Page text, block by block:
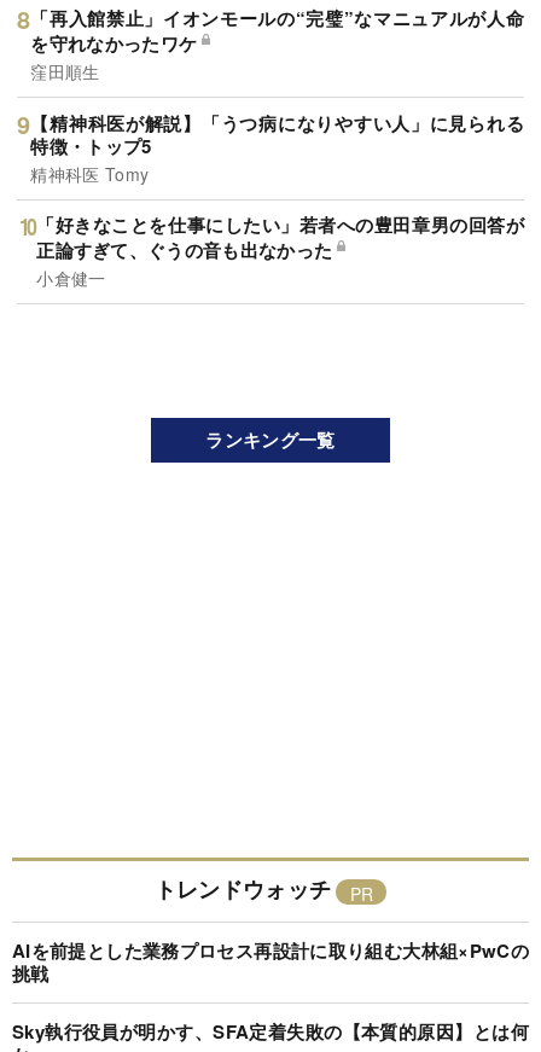
「再入館禁止」イオンモールの“完璧”なマニュアルが人命
を守れなかったワケ
窪田順生
【精神科医が解説】「うつ病になりやすい人」に見られる
特徴・トップ5
精神科医 Tomy
「好きなことを仕事にしたい」若者への豊田章男の回答が
正論すぎて、ぐうの音も出なかった
小倉健一
ランキング一覧
トレンドウォッチ
AIを前提とした業務プロセス再設計に取り組む大林組×PwCの
挑戦
Sky執行役員が明かす、SFA定着失敗の【本質的原因】とは何